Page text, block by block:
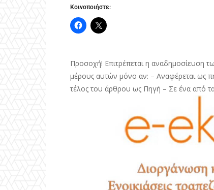
Κοινοποιήστε:
Προσοχή! Επιτρέπεται η αναδημοσίευση
μέρους αυτών μόνο αν: – Αναφέρεται ως
τέλος του άρθρου ως Πηγή – Σε ένα από